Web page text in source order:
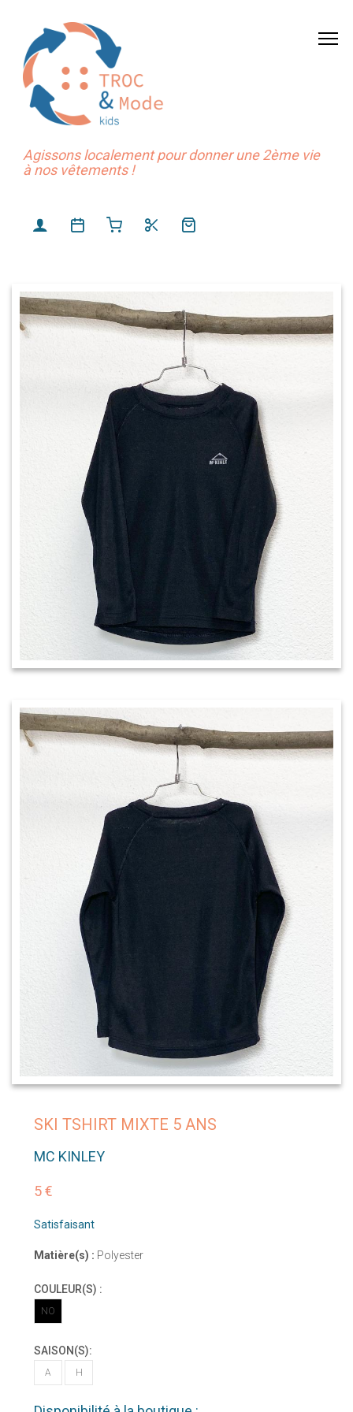
Agissons localement pour donner une 2ème vie
à nos vêtements !
SKI TSHIRT MIXTE 5 ANS
MC KINLEY
5 €
Satisfaisant
Matière(s) : Polyester
COULEUR(S) :
NO
SAISON(S):
A H